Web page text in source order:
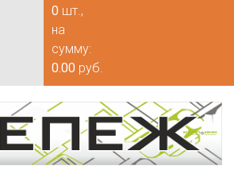
0 шт.,
на
сумму:
0.00 руб.